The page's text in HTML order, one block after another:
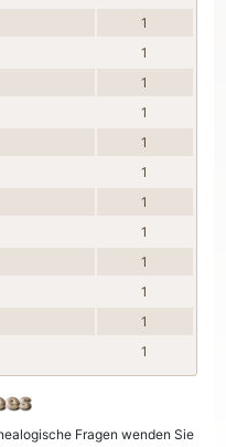
1
1
1
1
1
1
1
1
1
1
1
1
Fragen wenden Sie